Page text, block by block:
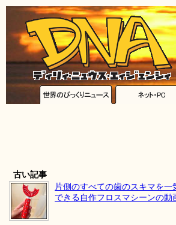
古い記事
片側のすべての歯のスキマを一
できる自作フロスマシーンの動